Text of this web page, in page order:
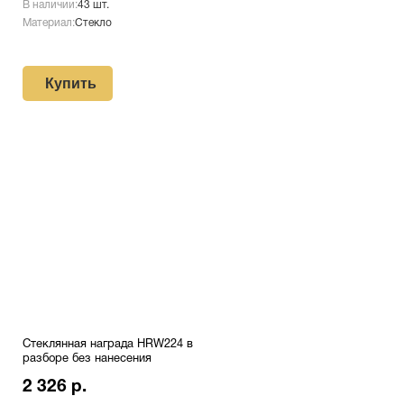
В наличии:43 шт.
Материал:Стекло
Купить
Стеклянная награда HRW224 в
разборе без нанесения
2 326 р.